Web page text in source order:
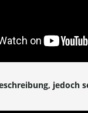
jedoch